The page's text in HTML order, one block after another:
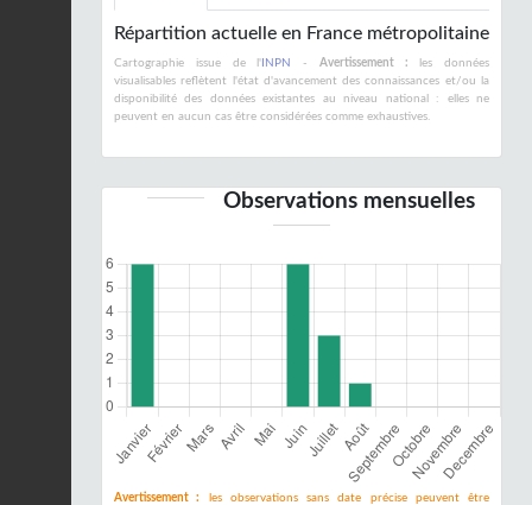
Répartition actuelle en France métropolitaine
Cartographie issue de l' INPN - Avertissement : les données
visualisables reflètent l'état d'avancement des connaissances et/ou la
disponibilité des données existantes au niveau national : elles ne
peuvent en aucun cas être considérées comme exhaustives.
Observations mensuelles
Avertissement :
les observations sans date précise peuvent être